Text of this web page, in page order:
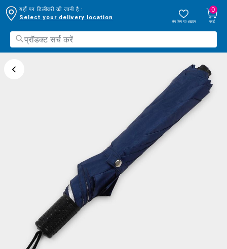
यहाँ पर डिलीवरी की जानी है :
Select your delivery location
सेव किए गए आइटम
0
कार्ट